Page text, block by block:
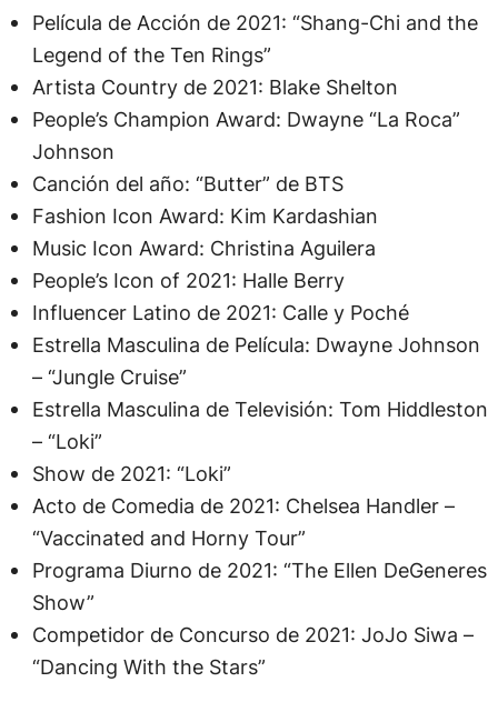
Película de Acción de 2021: “Shang-Chi and the
Legend of the Ten Rings”
Artista Country de 2021: Blake Shelton
People’s Champion Award: Dwayne “La Roca”
Johnson
Canción del año: “Butter” de BTS
Fashion Icon Award: Kim Kardashian
Music Icon Award: Christina Aguilera
People’s Icon of 2021: Halle Berry
Influencer Latino de 2021: Calle y Poché
Estrella Masculina de Película: Dwayne Johnson
– “Jungle Cruise”
Estrella Masculina de Televisión: Tom Hiddleston
– “Loki”
Show de 2021: “Loki”
Acto de Comedia de 2021: Chelsea Handler –
“Vaccinated and Horny Tour”
Programa Diurno de 2021: “The Ellen DeGeneres
Show”
Competidor de Concurso de 2021: JoJo Siwa –
“Dancing With the Stars”